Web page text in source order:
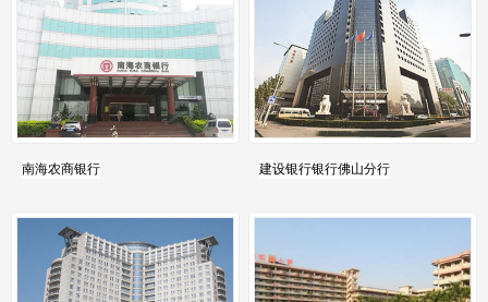
南海农商银行 建设银行银行佛山分行